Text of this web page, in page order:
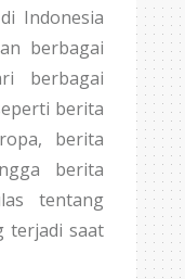
Indonesia
berbagai
berbagai
berita
berita
berita
tentang
terjadi saat